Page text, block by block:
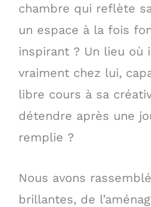
chambre qui reflète
un espace à la fois
inspirant ? Un lieu où
vraiment chez lui,
libre cours à sa
détendre après une
remplie ?
Nous avons
brillantes, de